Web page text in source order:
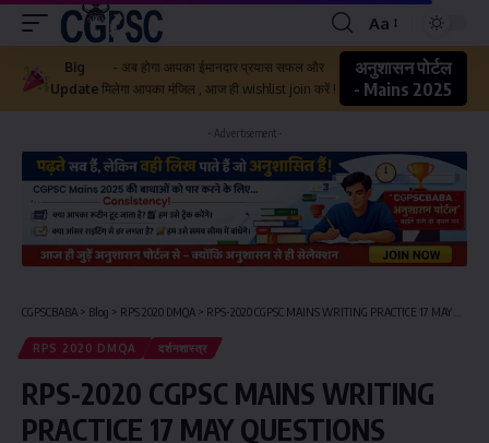
Aa
Big
Update
- अब होगा आपका ईमानदार प्रयास सफल और
मिलेगा आपका मंजिल , आज ही wishlist join करें !
अनुशासन पोर्टल
- Mains 2025
- Advertisement -
CGPSCBABA > Blog > RPS 2020 DMQA > RPS-2020 CGPSC MAINS WRITING PRACTICE 17 MAY QUESTIONS
RPS 2020 DMQA दर्शनशास्त्र
RPS-2020 CGPSC MAINS WRITING
PRACTICE 17 MAY QUESTIONS